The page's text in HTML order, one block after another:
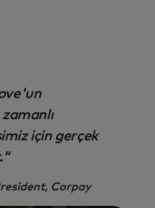
için gerçek
Corpay